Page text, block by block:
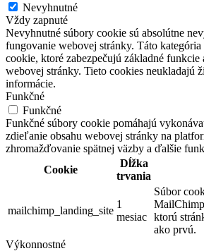
Nevyhnutné
Vždy zapnuté
Nevyhnutné súbory cookie sú absolútne
fungovanie webovej stránky. Táto kategória
cookie, ktoré zabezpečujú základné funkcie
webovej stránky. Tieto cookies neukladajú
informácie.
Funkčné
Funkčné
Funkčné súbory cookie pomáhajú
zdieľanie obsahu webovej stránky na
zhromažďovanie spätnej väzby a ďalšie
Cookie
Dĺžka
trvania
mailchimp_landing_site
1
mesiac
Súbor
ktorú
ako prvú.
Výkonnostné